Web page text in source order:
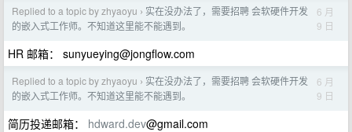
Replied to a topic by zhyaoyu › 实在没办法了，需要招聘 会软硬件开发
的嵌入式工作师。不知道这里能不能遇到。
6 月
9 日
HR 邮箱： sunyueying@jongflow.com
Replied to a topic by zhyaoyu › 实在没办法了，需要招聘 会软硬件开发
的嵌入式工作师。不知道这里能不能遇到。
6 月
9 日
简历投递邮箱： hdward.dev@gmail.com